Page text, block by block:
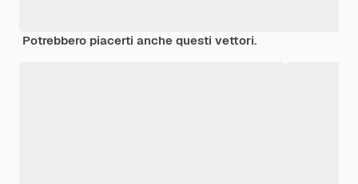
Potrebbero piacerti anche questi vettori.